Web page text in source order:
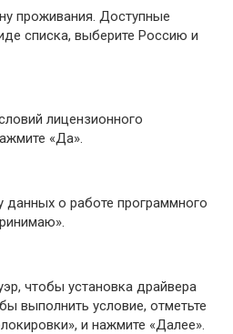
проживания. Доступные
списка, выберите Россию и
лицензионного
«Да».
данных о работе программного
чтобы установка драйвера
выполнить условие, отметьте
и нажмите «Далее».